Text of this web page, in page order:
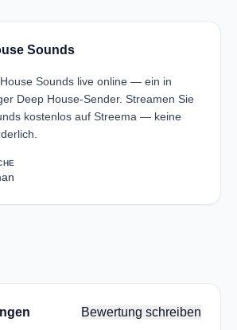
Sounds
Sounds live online — ein in
Deep House-Sender. Streamen Sie
kostenlos auf Streema — keine
Bewertung schreiben